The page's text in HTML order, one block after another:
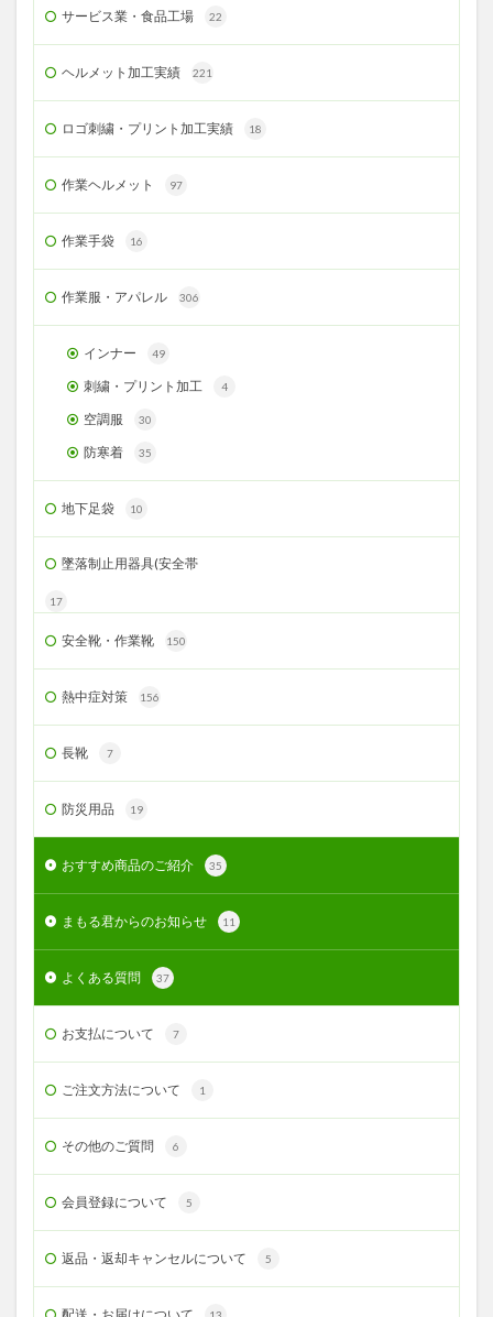
サービス業・食品工場 22
ヘルメット加工実績 221
ロゴ刺繍・プリント加工実績 18
作業ヘルメット 97
作業手袋 16
作業服・アパレル 306
インナー 49
刺繍・プリント加工 4
空調服 30
防寒着 35
地下足袋 10
墜落制止用器具(安全帯
17
安全靴・作業靴 150
熱中症対策 156
長靴 7
防災用品 19
おすすめ商品のご紹介 35
まもる君からのお知らせ 11
よくある質問 37
お支払について 7
ご注文方法について 1
その他のご質問 6
会員登録について 5
返品・返却キャンセルについて 5